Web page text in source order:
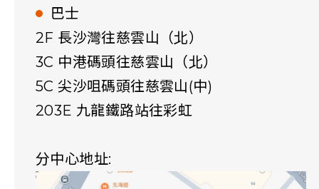
巴士
2F 長沙灣往慈雲山（北）
3С 中港碼頭往慈雲山（北）
5C 尖沙咀碼頭往慈雲山(中)
203E 九龍鐵路站往彩虹
分中心地址: